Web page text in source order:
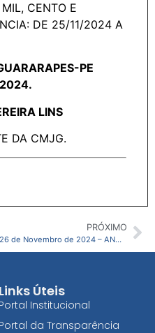
CENTO E
DE 25/11/2024 A
PE
LINS
DA CMJG.
PRÓXIMO
26 de Novembro de 2024 – ANO IX – N61 CMJG
Links Úteis
Portal Institucional
Portal da Transparência